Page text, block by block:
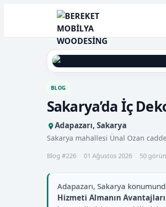
BLOG
Sakarya’da İç
Adapazarı, Sakarya
Sakarya mahallesi Ünal Ozan
Blog #226 01 Ağustos 2026 50
Adapazarı, Sakarya
Hizmeti Almanın Avantajları